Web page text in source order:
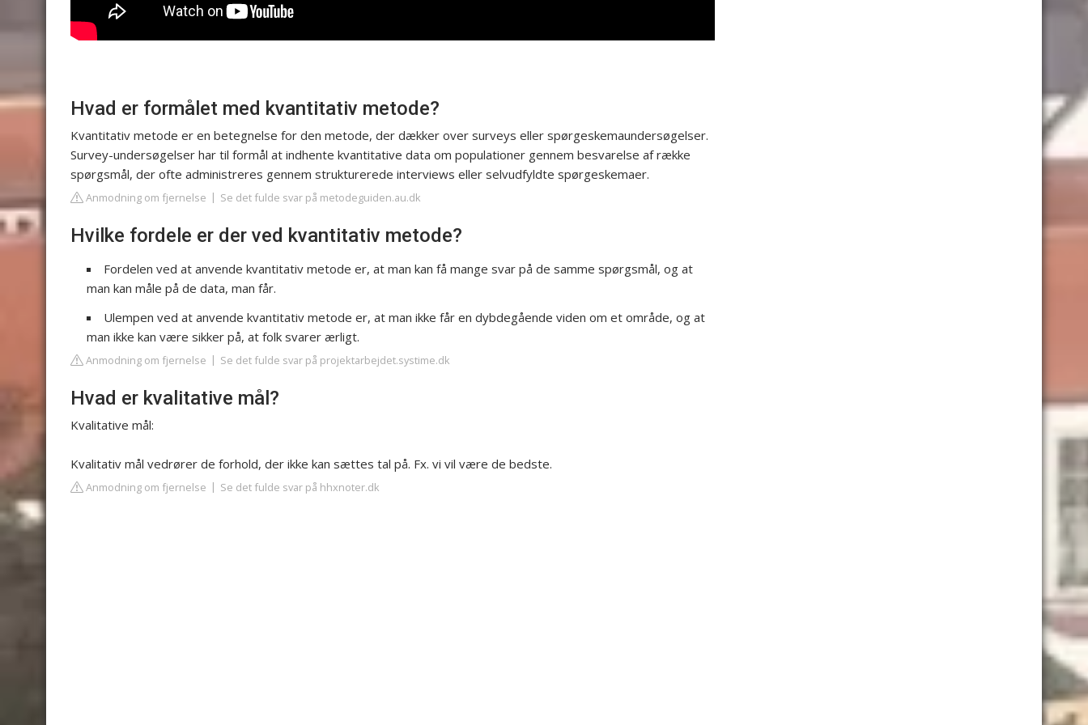
Hvad er formålet med kvantitativ metode?
Kvantitativ metode er en betegnelse for den metode, der dækker over surveys eller spørgeskemaundersøgelser.
Survey-undersøgelser har til formål at indhente kvantitative data om populationer gennem besvarelse af række
spørgsmål, der ofte administreres gennem strukturerede interviews eller selvudfyldte spørgeskemaer.
Anmodning om fjernelse Se det fulde svar på metodeguiden.au.dk
Hvilke fordele er der ved kvantitativ metode?
Fordelen ved at anvende kvantitativ metode er, at man kan få mange svar på de samme spørgsmål, og at
man kan måle på de data, man får.
Ulempen ved at anvende kvantitativ metode er, at man ikke får en dybdegående viden om et område, og at
man ikke kan være sikker på, at folk svarer ærligt.
Anmodning om fjernelse Se det fulde svar på projektarbejdet.systime.dk
Hvad er kvalitative mål?
Kvalitative mål:
Kvalitativ mål vedrører de forhold, der ikke kan sættes tal på. Fx. vi vil være de bedste.
Anmodning om fjernelse Se det fulde svar på hhxnoter.dk